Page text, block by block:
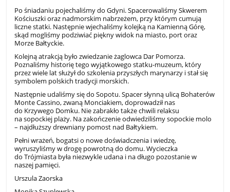
Po śniadaniu pojechaliśmy do Gdyni. Spacerowaliśmy Skwerem
Kościuszki oraz nadmorskim nabrzeżem, przy którym cumują
liczne statki. Następnie wjechaliśmy kolejką na Kamienną Górę,
skąd mogliśmy podziwiać piękny widok na miasto, port oraz
Morze Bałtyckie.
Kolejną atrakcją było zwiedzanie żaglowca Dar Pomorza.
Poznaliśmy historię tego wyjątkowego statku-muzeum, który
przez wiele lat służył do szkolenia przyszłych marynarzy i stał się
symbolem polskich tradycji morskich.
Następnie udaliśmy się do Sopotu. Spacer słynną ulicą Bohaterów
Monte Cassino, zwaną Monciakiem, doprowadził nas
do Krzywego Domku. Nie zabrakło także chwili relaksu
na sopockiej plaży. Na zakończenie odwiedziliśmy sopockie molo
– najdłuższy drewniany pomost nad Bałtykiem.
Pełni wrażeń, bogatsi o nowe doświadczenia i wiedzę,
wyruszyliśmy w drogę powrotną do domu. Wycieczka
do Trójmiasta była niezwykle udana i na długo pozostanie w
naszej pamięci.
Urszula Zaorska